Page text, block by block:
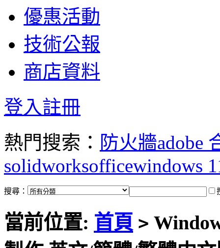
優惠活動
技術公報
商店資料
登入註冊
熱門搜索： 防火牆adobe
solidworksofficewindows
搜尋：
當前位置: 首頁 >